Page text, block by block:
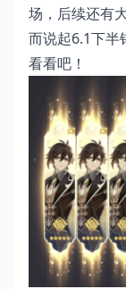
场，后续还有
而说起6.1下半
看看吧！